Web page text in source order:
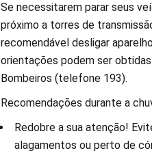
Se necessitarem parar seus
próximo a torres de
recomendável desligar
orientações podem ser
Bombeiros (telefone 193).
Recomendações durante a
Redobre a sua atenção!
alagamentos ou perto de